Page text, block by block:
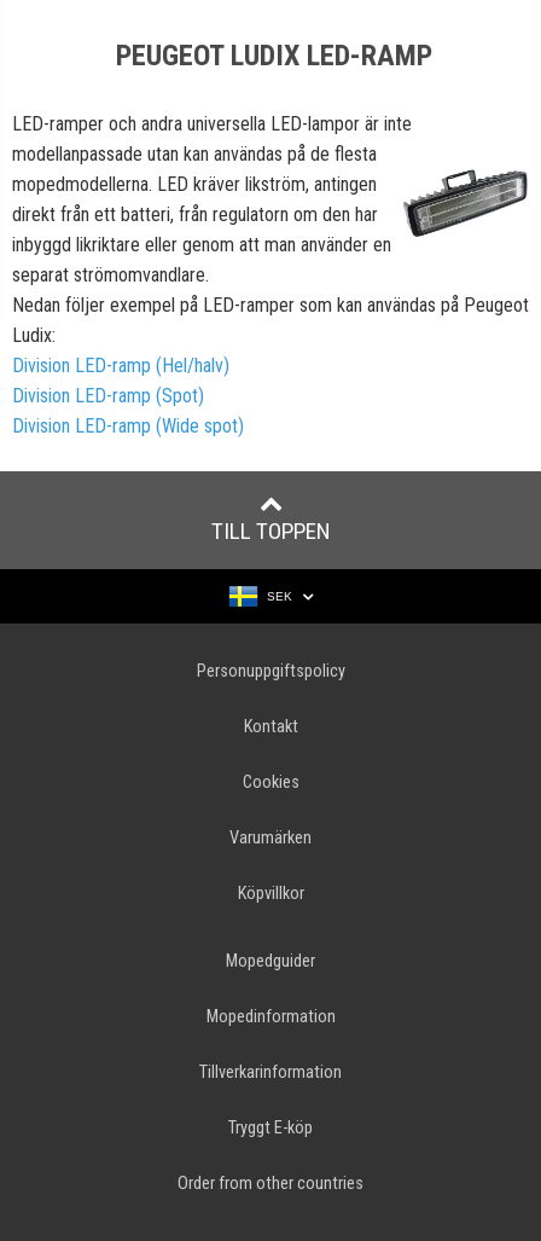
PEUGEOT LUDIX LED-RAMP
LED-ramper och andra universella LED-lampor är inte
modellanpassade utan kan användas på de flesta
mopedmodellerna. LED kräver likström, antingen
direkt från ett batteri, från regulatorn om den har
inbyggd likriktare eller genom att man använder en
separat strömomvandlare.
Nedan följer exempel på LED-ramper som kan användas på Peugeot
Ludix:
Division LED-ramp (Hel/halv)
Division LED-ramp (Spot)
Division LED-ramp (Wide spot)
TILL TOPPEN
SEK
Personuppgiftspolicy
Kontakt
Cookies
Varumärken
Köpvillkor
Mopedguider
Mopedinformation
Tillverkarinformation
Tryggt E-köp
Order from other countries